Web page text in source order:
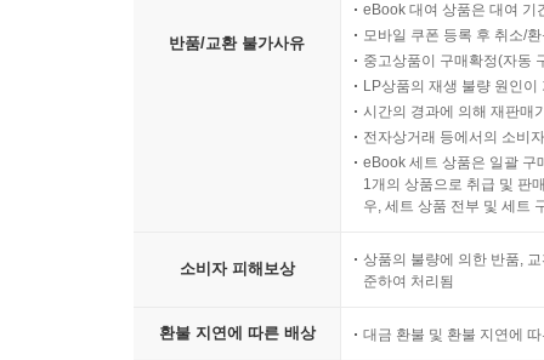
반품/교환 불가사유
eBook 대여 상품은 대여 기
모바일 쿠폰 등록 후 취소/
중고상품이 구매확정(자동
LP상품의 재생 불량 원인
시간의 경과에 의해 재판매
전자상거래 등에서의 소비
eBook 세트 상품은 일괄 구
1개의 상품으로 취급 및 판
우, 세트 상품 전부 및 세트
소비자 피해보상
상품의 불량에 의한 반품,
준하여 처리됨
환불 지연에 따른 배상 대금 환불 및 환불 지연에